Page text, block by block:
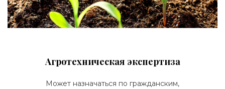
Агротехническая экспертиза
Может назначаться по гражданским,